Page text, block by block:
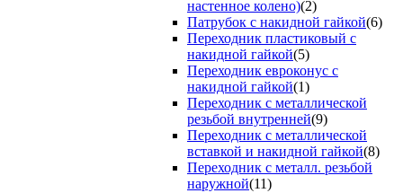
настенное колено)(2)
Патрубок с накидной гайкой(6)
Переходник пластиковый с
накидной гайкой(5)
Переходник евроконус с
накидной гайкой(1)
Переходник с металлической
резьбой внутренней(9)
Переходник с металлической
вставкой и накидной гайкой(8)
Переходник с металл. резьбой
наружной(11)